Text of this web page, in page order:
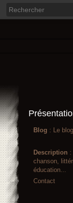
Blog : Le
Description :
chanson,
éducation...
Contact